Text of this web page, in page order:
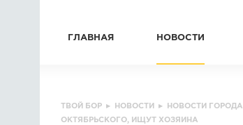
ГЛАВНАЯ НОВОСТИ
ТВОЙ БОР ▸ НОВОСТИ ▸ НОВОСТИ ГОРОДА
ОКТЯБРЬСКОГО, ИЩУТ ХОЗЯИНА